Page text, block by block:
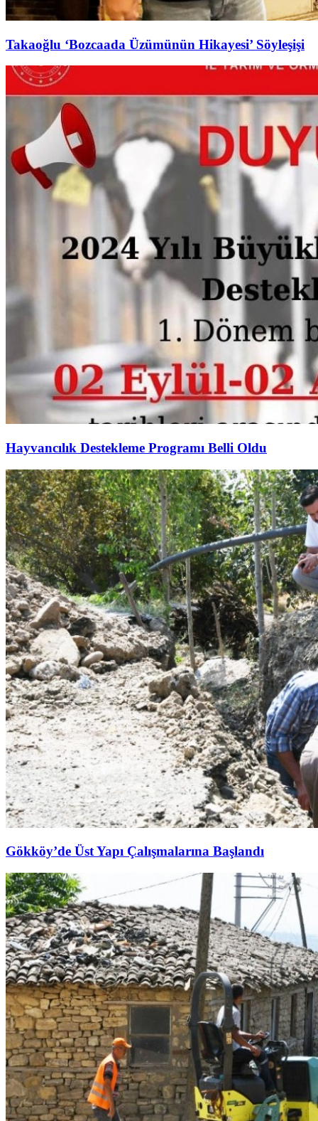
Takaoğlu ‘Bozcaada Üzümünün Hikayesi’ Söyleşişi
Hayvancılık Destekleme Programı Belli Oldu
Gökköy’de Üst Yapı Çalışmalarına Başlandı